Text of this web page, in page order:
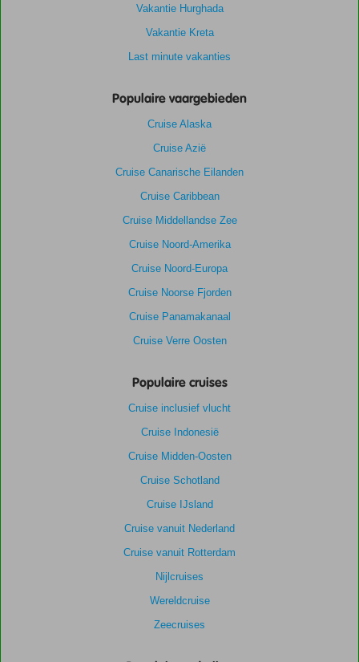
Vakantie Hurghada
Vakantie Kreta
Last minute vakanties
Populaire vaargebieden
Cruise Alaska
Cruise Azië
Cruise Canarische Eilanden
Cruise Caribbean
Cruise Middellandse Zee
Cruise Noord-Amerika
Cruise Noord-Europa
Cruise Noorse Fjorden
Cruise Panamakanaal
Cruise Verre Oosten
Populaire cruises
Cruise inclusief vlucht
Cruise Indonesië
Cruise Midden-Oosten
Cruise Schotland
Cruise IJsland
Cruise vanuit Nederland
Cruise vanuit Rotterdam
Nijlcruises
Wereldcruise
Zeecruises